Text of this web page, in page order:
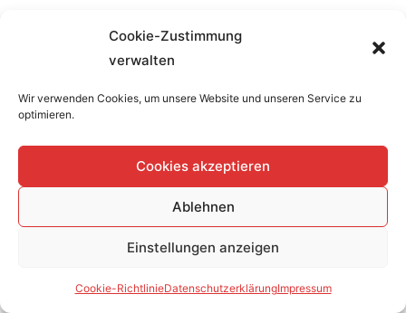
Cookie-Zustimmung
verwalten
Wir verwenden Cookies, um unsere Website und unseren Service zu
optimieren.
Cookies akzeptieren
Ablehnen
Einstellungen anzeigen
Cookie-RichtlinieDatenschutzerklärungImpressum
Datenschutzerklärung
Copyright © 2026Atelier-Kühn-Löwe